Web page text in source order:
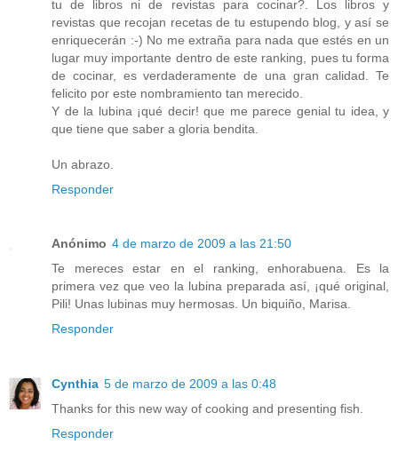
tu de libros ni de revistas para cocinar?. Los libros y
revistas que recojan recetas de tu estupendo blog, y así se
enriquecerán :-) No me extraña para nada que estés en un
lugar muy importante dentro de este ranking, pues tu forma
de cocinar, es verdaderamente de una gran calidad. Te
felicito por este nombramiento tan merecido.
Y de la lubina ¡qué decir! que me parece genial tu idea, y
que tiene que saber a gloria bendita.
Un abrazo.
Responder
Anónimo 4 de marzo de 2009 a las 21:50
Te mereces estar en el ranking, enhorabuena. Es la
primera vez que veo la lubina preparada así, ¡qué original,
Pili! Unas lubinas muy hermosas. Un biquiño, Marisa.
Responder
Cynthia 5 de marzo de 2009 a las 0:48
Thanks for this new way of cooking and presenting fish.
Responder